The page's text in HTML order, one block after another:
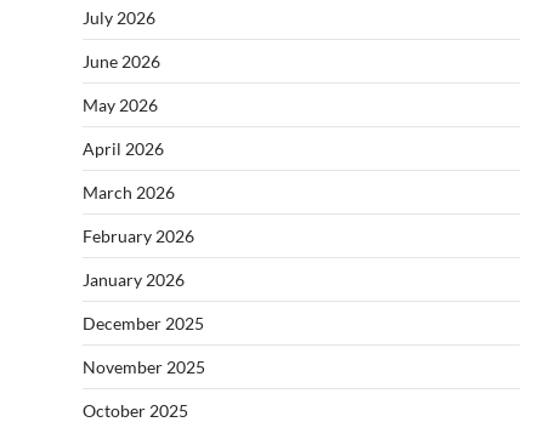
July 2026
June 2026
May 2026
April 2026
March 2026
February 2026
January 2026
December 2025
November 2025
October 2025